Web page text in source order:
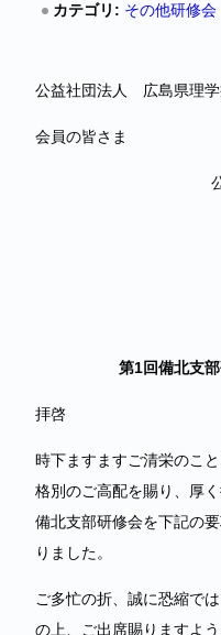
カテゴリ: その他研修会
公益社団法人 広島県理
会員の皆さま
第1回備北支
拝啓
時下ますますご清栄のこ
格別のご高配を賜り、厚
備北支部研修会を下記の
りました。
ご多忙の折、誠に恐縮で
の上、ご出席賜りますよ